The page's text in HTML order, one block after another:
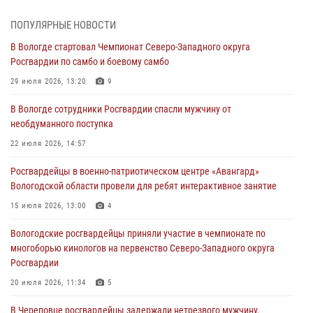
ОХРАНЫ РОСГВАРДИИ В ВОЛОГОДСКОЙ ОБЛАСТИ ЗАДЕРЖАНО 23
02 августа 2026, 10:37
Росгвардейцы в г. Соколе задержали несовершеннолетнего
31 июля 2026, 06:43
В Вологде стартовал Чемпионат Северо-Западного округа
29 июля 2026, 13:20
В Вологде росгвардейцы задержали мужчину, подозреваемого в
29 июля 2026, 09:08
ПОПУЛЯРНЫЕ НОВОСТИ
В Вологде стартовал Чемпионат Северо-Западного округа
Росгвардии по самбо и боевому самбо
29 июля 2026, 13:20 9
В Вологде сотрудники Росгвардии спасли мужчину от
необдуманного поступка
22 июля 2026, 14:57
Росгвардейцы в военно-патриотическом центре «Авангард»
Вологодской области провели для ребят интерактивное занятие
15 июля 2026, 13:00 4
Вологодские росгвардейцы приняли участие в чемпионате по
многоборью кинологов на первенство Северо-Западного округа
Росгвардии
20 июля 2026, 11:34 5
В Череповце росгвардейцы задержали нетрезвого мужчину,